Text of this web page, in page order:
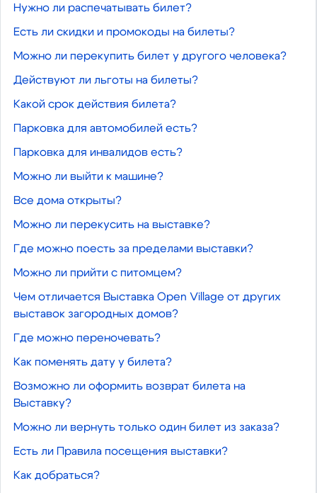
Нужно ли распечатывать билет?
Есть ли скидки и промокоды на билеты?
Можно ли перекупить билет у другого человека?
Действуют ли льготы на билеты?
Какой срок действия билета?
Парковка для автомобилей есть?
Парковка для инвалидов есть?
Можно ли выйти к машине?
Все дома открыты?
Можно ли перекусить на выставке?
Где можно поесть за пределами выставки?
Можно ли прийти с питомцем?
Чем отличается Выставка Open Village от других
выставок загородных домов?
Где можно переночевать?
Как поменять дату у билета?
Возможно ли оформить возврат билета на
Выставку?
Можно ли вернуть только один билет из заказа?
Есть ли Правила посещения выставки?
Как добраться?